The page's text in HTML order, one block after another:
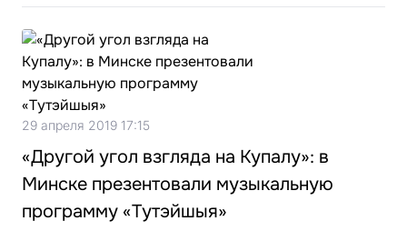
29 апреля 2019 17:15
«Другой угол взгляда на Купалу»: в
Минске презентовали музыкальную
программу «Тутэйшыя»